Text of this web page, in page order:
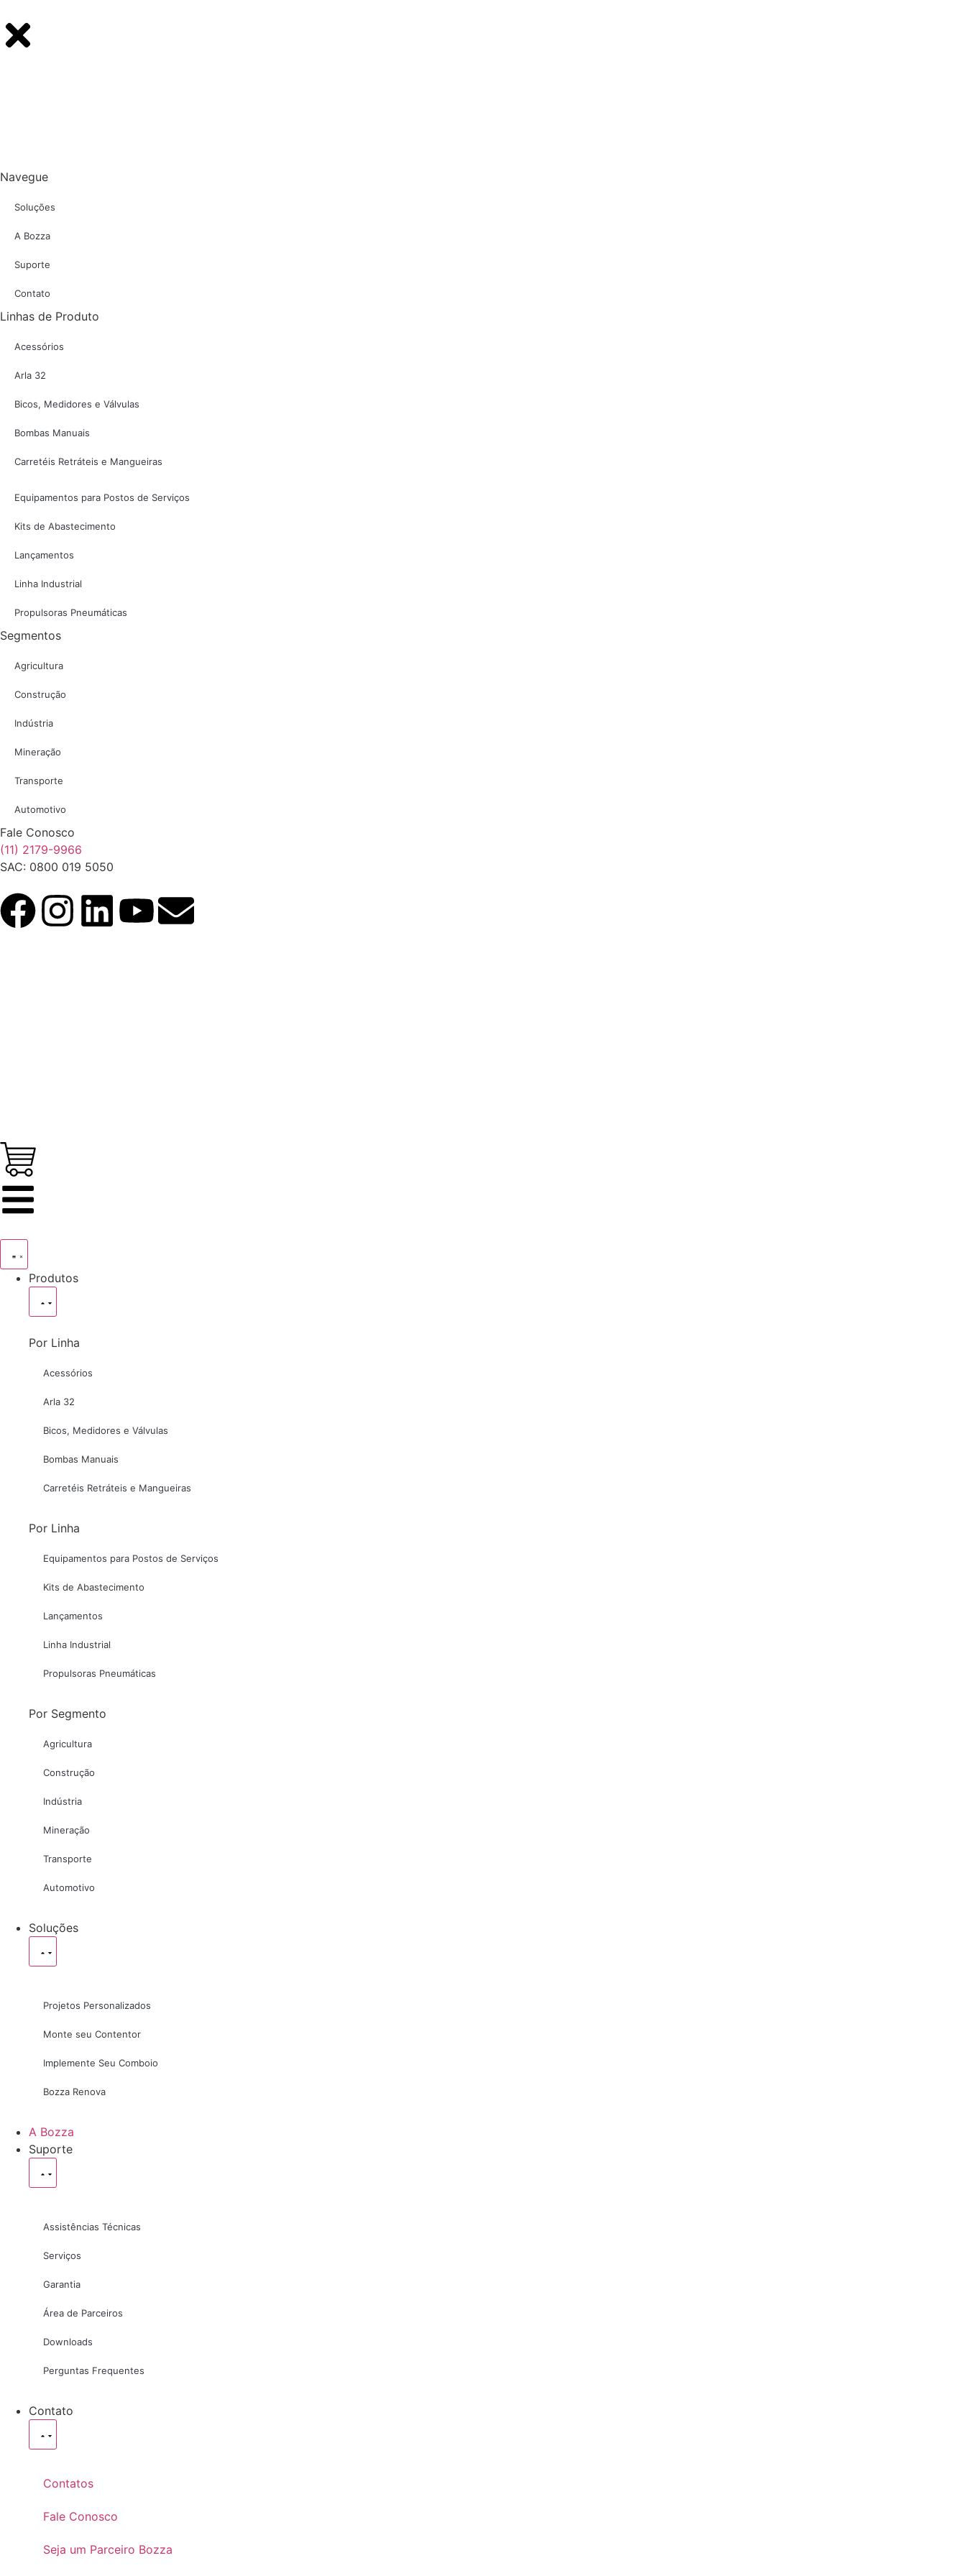
Navegue
Soluções
A Bozza
Suporte
Contato
Linhas de Produto
Acessórios
Arla 32
Bicos, Medidores e Válvulas
Bombas Manuais
Carretéis Retráteis e Mangueiras
Equipamentos para Postos de Serviços
Kits de Abastecimento
Lançamentos
Linha Industrial
Propulsoras Pneumáticas
Segmentos
Agricultura
Construção
Indústria
Mineração
Transporte
Automotivo
Fale Conosco
(11) 2179-9966
SAC: 0800 019 5050
Produtos
Por Linha
Acessórios
Arla 32
Bicos, Medidores e Válvulas
Bombas Manuais
Carretéis Retráteis e Mangueiras
Por Linha
Equipamentos para Postos de Serviços
Kits de Abastecimento
Lançamentos
Linha Industrial
Propulsoras Pneumáticas
Por Segmento
Agricultura
Construção
Indústria
Mineração
Transporte
Automotivo
Soluções
Projetos Personalizados
Monte seu Contentor
Implemente Seu Comboio
Bozza Renova
A Bozza
Suporte
Assistências Técnicas
Serviços
Garantia
Área de Parceiros
Downloads
Perguntas Frequentes
Contato
Contatos
Fale Conosco
Seja um Parceiro Bozza